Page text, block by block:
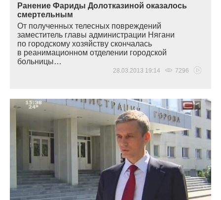
Ранение Фариды Долотказиной оказалось
смертельным
От полученных телесных повреждений
заместитель главы администрации Нягани
по городскому хозяйству скончалась
в реанимационном отделении городской
больницы…
28.03.2013 19:14 7296